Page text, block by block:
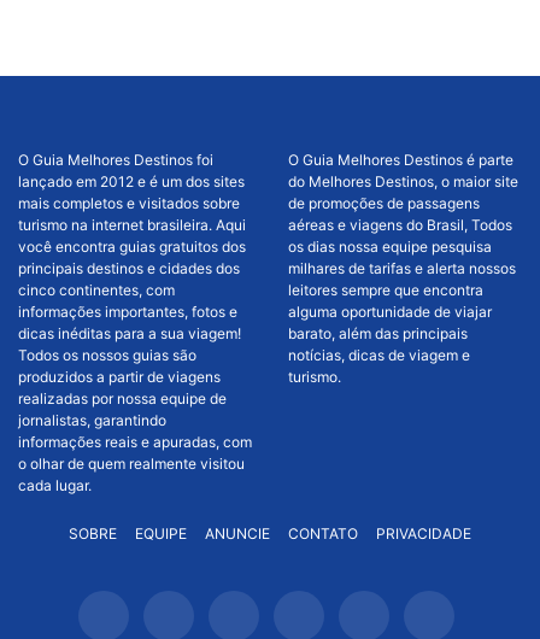
O Guia Melhores Destinos foi
lançado em 2012 e é um dos sites
mais completos e visitados sobre
turismo na internet brasileira. Aqui
você encontra guias gratuitos dos
principais destinos e cidades dos
cinco continentes, com
informações importantes, fotos e
dicas inéditas para a sua viagem!
Todos os nossos guias são
produzidos a partir de viagens
realizadas por nossa equipe de
jornalistas, garantindo
informações reais e apuradas, com
o olhar de quem realmente visitou
cada lugar.
O Guia Melhores Destinos é parte
do Melhores Destinos, o maior site
de promoções de passagens
aéreas e viagens do Brasil, Todos
os dias nossa equipe pesquisa
milhares de tarifas e alerta nossos
leitores sempre que encontra
alguma oportunidade de viajar
barato, além das principais
notícias, dicas de viagem e
turismo.
SOBRE EQUIPE ANUNCIE CONTATO PRIVACIDADE